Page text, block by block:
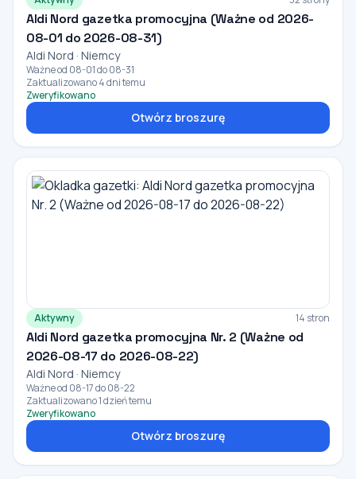
Aldi Nord gazetka promocyjna (Ważne od 2026-
08-01 do 2026-08-31)
Aldi Nord · Niemcy
Ważne od 08-01 do 08-31
Zaktualizowano 4 dni temu
Zweryfikowano
Otwórz broszurę
Aktywny 14 stron
Aldi Nord gazetka promocyjna Nr. 2 (Ważne od
2026-08-17 do 2026-08-22)
Aldi Nord · Niemcy
Ważne od 08-17 do 08-22
Zaktualizowano 1 dzień temu
Zweryfikowano
Otwórz broszurę